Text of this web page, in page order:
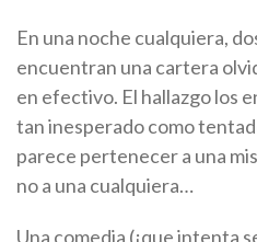
En una noche cualquiera,
encuentran una cartera
en efectivo. El hallazgo los
tan inesperado como
parece pertenecer a una
no a una cualquiera…
Una comedia (¡que intenta